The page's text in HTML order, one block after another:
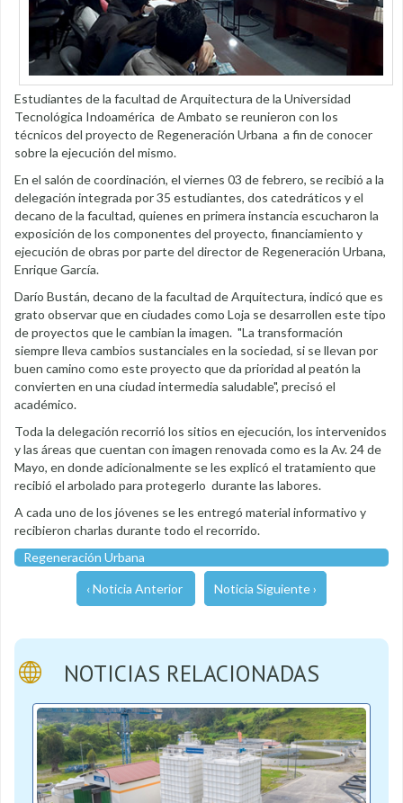
Estudiantes de la facultad de Arquitectura de la Universidad
Tecnológica Indoamérica de Ambato se reunieron con los
técnicos del proyecto de Regeneración Urbana a fin de conocer
sobre la ejecución del mismo.
En el salón de coordinación, el viernes 03 de febrero, se recibió a la
delegación integrada por 35 estudiantes, dos catedráticos y el
decano de la facultad, quienes en primera instancia escucharon la
exposición de los componentes del proyecto, financiamiento y
ejecución de obras por parte del director de Regeneración Urbana,
Enrique García.
Darío Bustán, decano de la facultad de Arquitectura, indicó que es
grato observar que en ciudades como Loja se desarrollen este tipo
de proyectos que le cambian la imagen. "La transformación
siempre lleva cambios sustanciales en la sociedad, si se llevan por
buen camino como este proyecto que da prioridad al peatón la
convierten en una ciudad intermedia saludable", precisó el
académico.
Toda la delegación recorrió los sitios en ejecución, los intervenidos
y las áreas que cuentan con imagen renovada como es la Av. 24 de
Mayo, en donde adicionalmente se les explicó el tratamiento que
recibió el arbolado para protegerlo durante las labores.
A cada uno de los jóvenes se les entregó material informativo y
recibieron charlas durante todo el recorrido.
Regeneración Urbana
‹ Noticia Anterior Noticia Siguiente ›
NOTICIAS RELACIONADAS